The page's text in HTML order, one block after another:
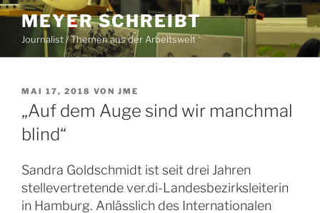
Zum
Inhalt
springen
MEYER SCHREIBT
Journalist / Themen aus der Arbeitswelt
VERÖFFENTLICHT
AM
MAI 17, 2018 VON JME
„Auf dem Auge sind wir manchmal
blind“
Sandra Goldschmidt ist seit drei Jahren
stellevertretende ver.di-Landesbezirksleiterin
in Hamburg. Anlässlich des Internationalen